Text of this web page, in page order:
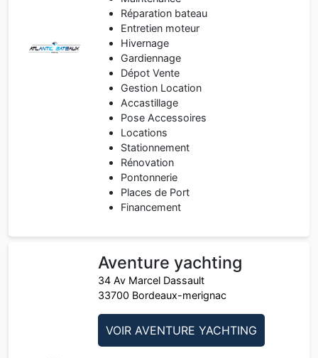
Réparation bateau
Entretien moteur
Hivernage
Gardiennage
Dépot Vente
Gestion Location
Accastillage
Pose Accessoires
Locations
Stationnement
Rénovation
Pontonnerie
Places de Port
Financement
Aventure yachting
34 Av Marcel Dassault
33700 Bordeaux-merignac
VOIR AVENTURE YACHTING